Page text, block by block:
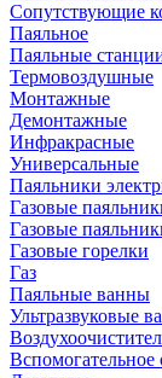
Сопутствующие
Паяльное
Паяльные
Термовоздушные
Монтажные
Демонтажные
Инфракрасные
Универсальные
Паяльники
Газовые
Газовые
Газовые горелки
Газ
Паяльные ванны
Ультразвуковые
Вспомогательное